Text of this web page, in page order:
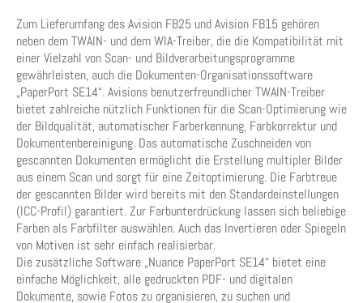
Zum Lieferumfang des Avision FB25 und Avision FB15 gehören
neben dem TWAIN- und dem WIA-Treiber, die die Kompatibilität mit
einer Vielzahl von Scan- und Bildverarbeitungsprogramme
gewährleisten, auch die Dokumenten-Organisationssoftware
„PaperPort SE14“. Avisions benutzerfreundlicher TWAIN-Treiber
bietet zahlreiche nützlich Funktionen für die Scan-Optimierung wie
der Bildqualität, automatischer Farberkennung, Farbkorrektur und
Dokumentenbereinigung. Das automatische Zuschneiden von
gescannten Dokumenten ermöglicht die Erstellung multipler Bilder
aus einem Scan und sorgt für eine Zeitoptimierung. Die Farbtreue
der gescannten Bilder wird bereits mit den Standardeinstellungen
(ICC-Profil) garantiert. Zur Farbunterdrückung lassen sich beliebige
Farben als Farbfilter auswählen. Auch das Invertieren oder Spiegeln
von Motiven ist sehr einfach realisierbar.
Die zusätzliche Software „Nuance PaperPort SE14“ bietet eine
einfache Möglichkeit, alle gedruckten PDF- und digitalen
Dokumente, sowie Fotos zu organisieren, zu suchen und